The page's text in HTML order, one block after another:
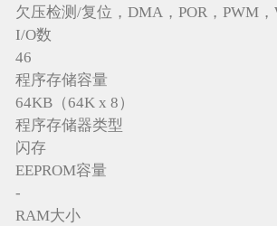
欠压检测/复位，DMA，POR，PWM
I/O数
46
程序存储容量
64KB（64K x 8）
程序存储器类型
闪存
EEPROM容量
-
RAM大小